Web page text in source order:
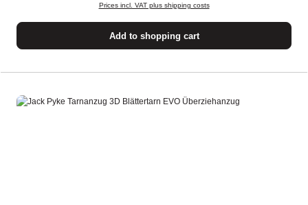
Prices incl. VAT plus shipping costs
Add to shopping cart